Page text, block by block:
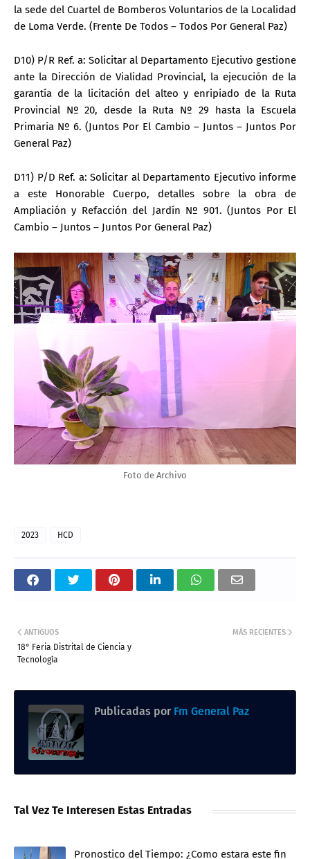
la sede del Cuartel de Bomberos Voluntarios de la Localidad
de Loma Verde. (Frente De Todos – Todos Por General Paz)
D10) P/R Ref. a: Solicitar al Departamento Ejecutivo gestione
ante la Dirección de Vialidad Provincial, la ejecución de la
garantía de la licitación del alteo y enripiado de la Ruta
Provincial Nº 20, desde la Ruta Nº 29 hasta la Escuela
Primaria Nº 6. (Juntos Por El Cambio – Juntos – Juntos Por
General Paz)
D11) P/D Ref. a: Solicitar al Departamento Ejecutivo informe
a este Honorable Cuerpo, detalles sobre la obra de
Ampliación y Refacción del Jardín Nº 901. (Juntos Por El
Cambio – Juntos – Juntos Por General Paz)
Foto de Archivo
2023 HCD
MÁS RECIENTES
ANTIGUOS
18° Feria Distrital de Ciencia y
Tecnología
Publicadas por Fm General Paz
Tal Vez Te Interesen Estas Entradas
Pronostico del Tiempo: ¿Como estara este fin